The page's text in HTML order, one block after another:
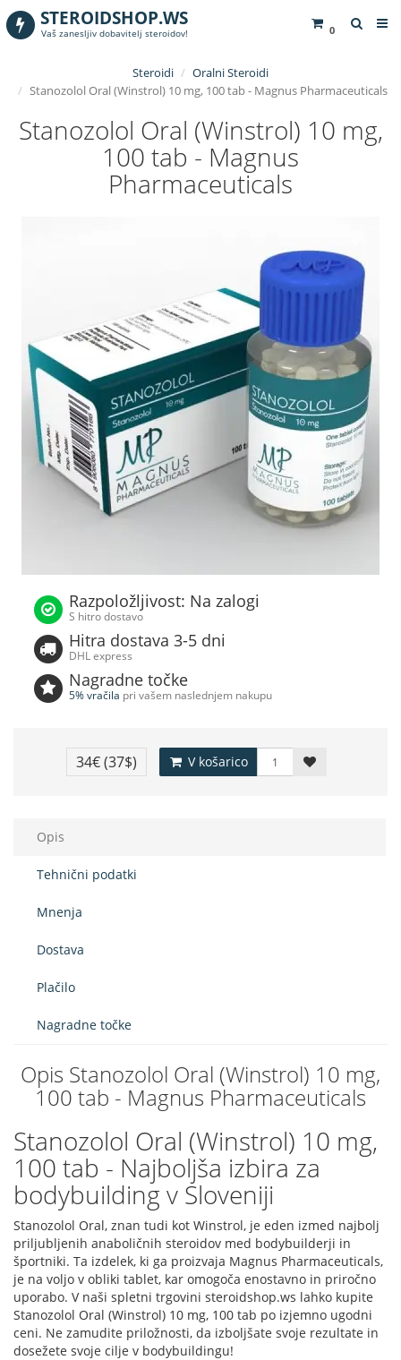
0
STEROIDSHOP.WS
Vaš zanesljiv dobavitelj steroidov!
Steroidi
Oralni Steroidi
Stanozolol Oral (Winstrol) 10 mg, 100 tab - Magnus Pharmaceuticals
Stanozolol Oral (Winstrol) 10 mg,
100 tab - Magnus
Pharmaceuticals
Razpoložljivost: Na zalogi
S hitro dostavo
Hitra dostava 3-5 dni
DHL express
Nagradne točke
5% vračila pri vašem naslednjem nakupu
34€(37$) V košarico
Opis
Tehnični podatki
Mnenja
Dostava
Plačilo
Nagradne točke
Opis Stanozolol Oral (Winstrol) 10 mg,
100 tab - Magnus Pharmaceuticals
Stanozolol Oral (Winstrol) 10 mg,
100 tab - Najboljša izbira za
bodybuilding v Sloveniji
Stanozolol Oral, znan tudi kot Winstrol, je eden izmed najbolj
priljubljenih anaboličnih steroidov med bodybuilderji in
športniki. Ta izdelek, ki ga proizvaja Magnus Pharmaceuticals,
je na voljo v obliki tablet, kar omogoča enostavno in priročno
uporabo. V naši spletni trgovini steroidshop.ws lahko kupite
Stanozolol Oral (Winstrol) 10 mg, 100 tab po izjemno ugodni
ceni. Ne zamudite priložnosti, da izboljšate svoje rezultate in
dosežete svoje cilje v bodybuildingu!